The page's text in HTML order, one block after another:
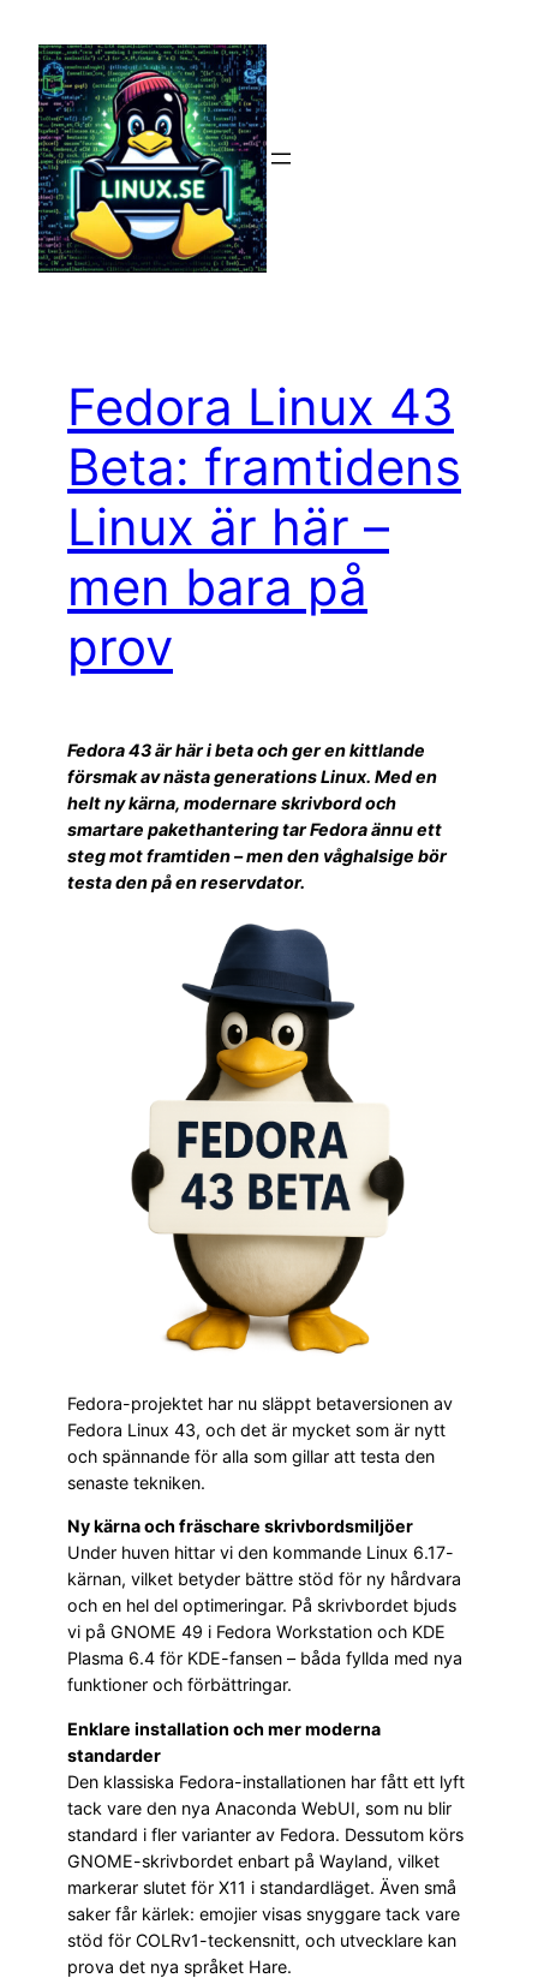
innehåll
Fedora Linux 43
Beta: framtidens
Linux är här –
men bara på
prov
Fedora 43 är här i beta och ger en kittlande
försmak av nästa generations Linux. Med en
helt ny kärna, modernare skrivbord och
smartare pakethantering tar Fedora ännu ett
steg mot framtiden – men den våghalsige bör
testa den på en reservdator.
Fedora-projektet har nu släppt betaversionen av
Fedora Linux 43, och det är mycket som är nytt
och spännande för alla som gillar att testa den
senaste tekniken.
Ny kärna och fräschare skrivbordsmiljöer
Under huven hittar vi den kommande Linux 6.17-
kärnan, vilket betyder bättre stöd för ny hårdvara
och en hel del optimeringar. På skrivbordet bjuds
vi på GNOME 49 i Fedora Workstation och KDE
Plasma 6.4 för KDE-fansen – båda fyllda med nya
funktioner och förbättringar.
Enklare installation och mer moderna
standarder
Den klassiska Fedora-installationen har fått ett lyft
tack vare den nya Anaconda WebUI, som nu blir
standard i fler varianter av Fedora. Dessutom körs
GNOME-skrivbordet enbart på Wayland, vilket
markerar slutet för X11 i standardläget. Även små
saker får kärlek: emojier visas snyggare tack vare
stöd för COLRv1-teckensnitt, och utvecklare kan
prova det nya språket Hare.